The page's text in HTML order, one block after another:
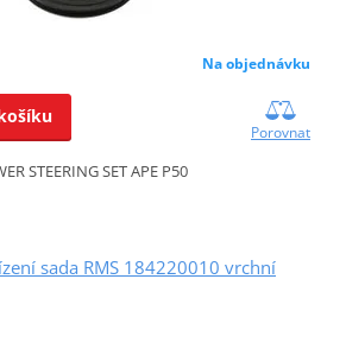
Na objednávku
Porovnat
STEERING SET APE P50
sada RMS 184220010 vrchní